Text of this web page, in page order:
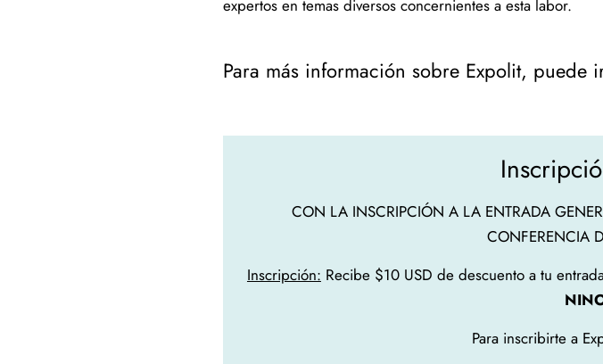
expertos en temas diversos concernientes a esta labor.
Para más información sobre Expolit, puede
CON LA INSCRIPCIÓN A LA ENTRADA
CONFERENCIA
Inscripción: Recibe $10 USD de descuento a tu
Para inscribirte a